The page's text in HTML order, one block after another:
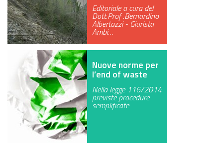
Editoriale a cura del
Dott.Prof .Bernardino
Albertazzi - Giurista
Ambi…
Nuove norme per
l’end of waste
Nella legge 116/2014
previste procedure
semplificate